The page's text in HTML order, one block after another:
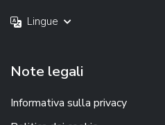
Lingue
Note legali
Informativa sulla privacy